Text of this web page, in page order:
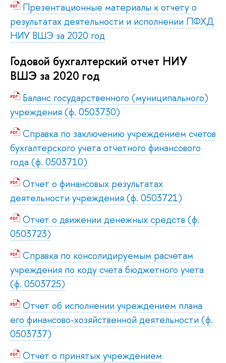
Презентационные материалы к отчету о
результатах деятельности и исполнении ПФХД
НИУ ВШЭ за 2020 год
Годовой бухгалтерский отчет НИУ
ВШЭ за 2020 год
Баланс государственного (муниципального)
учреждения (ф. 0503730)
Справка по заключению учреждением счетов
бухгалтерского учета отчетного финансового
года (ф. 0503710)
Отчет о финансовых результатах
деятельности учреждения (ф. 0503721)
Отчет о движении денежных средств (ф.
0503723)
Справка по консолидируемым расчетам
учреждения по коду счета бюджетного учета
(ф. 0503725)
Отчет об исполнении учреждением плана
его финансово-хозяйственной деятельности (ф.
0503737)
Отчет о принятых учреждением